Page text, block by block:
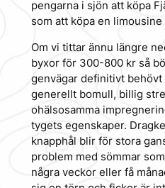
pengarna i sjön att köpa
som att köpa en
Om vi tittar ännu längre
byxor för 300-800 kr så
genvägar definitivt
generellt bomull, billig
ohälsosamma
tygets egenskaper.
knapphål blir för stora
problem med sömmar
några veckor eller få